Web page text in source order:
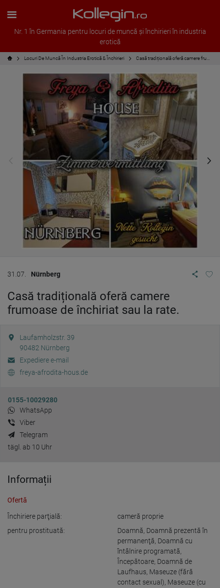
Nr. 1 în Germania pentru locuri de muncă și închirieri în industria
erotică
Locuri De Muncă În Industria Erotică & Închirieri
31.07. Nürnberg
Casă tradițională oferă camere
frumoase de închiriat sau la rate.
Laufamholzstr. 39
90482 Nürnberg
Expediere e-mail
freya-afrodita-hous.de
0155-10029280
WhatsApp
Viber
Telegram
tägl. ab 10 Uhr
Informații
Ofertă
Închiriere parţială:
cameră proprie
pentru prostituată:
Doamnă, Doamnă prezentă în
permanenţă, Doamnă cu
întâlnire programată,
Începătoare, Doamnă de
Laufhaus, Maseuze (fără
contact sexual), Maseuze (cu